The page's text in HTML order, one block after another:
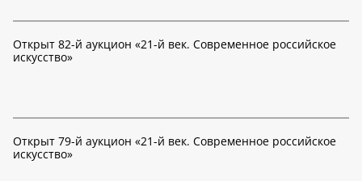
Открыт 82-й аукцион «21-й век. Современное российское
искусство»
Открыт 79-й аукцион «21-й век. Современное российское
искусство»